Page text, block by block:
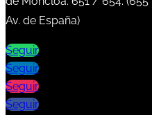
Av. de España)
Seguir
Seguir
Seguir
Seguir